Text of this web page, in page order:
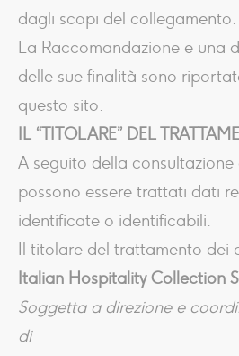
dagli scopi del collegamento.
La Raccomandazione e una
delle sue finalità sono
questo sito.
IL “TITOLARE” DEL
A seguito della consultazione
possono essere trattati dati
identificate o identificabili.
Il titolare del trattamento dei
Italian Hospitality Collection
Soggetta a direzione e
di